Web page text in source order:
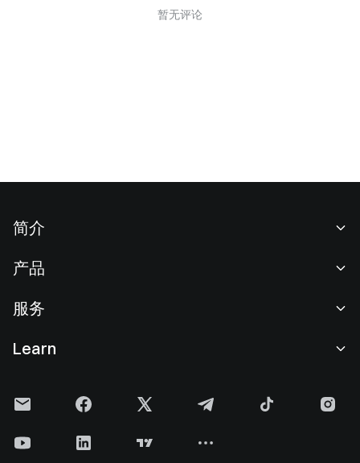
暂无评论
简介
新闻中心
Cookie 政策
产品
现货交易
理财中心
服务
费率标准
Learn
Gate 快讯